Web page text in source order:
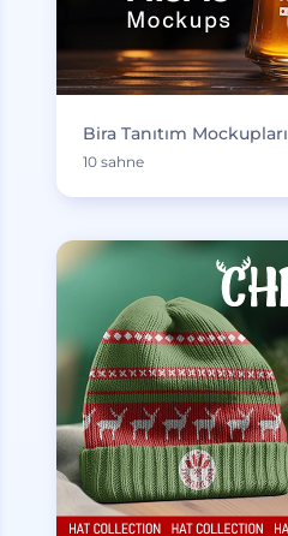
Bira Tanıtım Mockupları
10 sahne